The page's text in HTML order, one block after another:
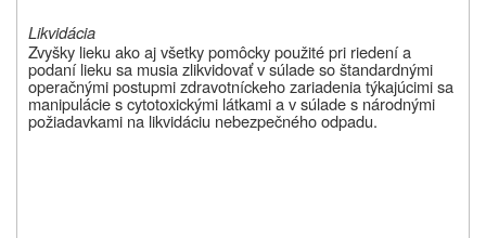
Likvidácia
Zvyšky lieku ako aj všetky pomôcky použité pri riedení a
podaní lieku sa musia zlikvidovaťv súlade so štandardnými
operačnými postupmi zdravotníckeho zariadenia týkajúcimi sa
manipulácie s cytotoxickými látkami a v súlade s národnými
požiadavkami na likvidáciu nebezpečného odpadu.